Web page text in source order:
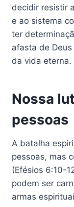
decidir resistir
e ao sistema
ter
afasta de
da vida eterna.
Nossa
pessoas
A batalha
pessoas, mas
(Efésios 6:10-
podem ser
armas